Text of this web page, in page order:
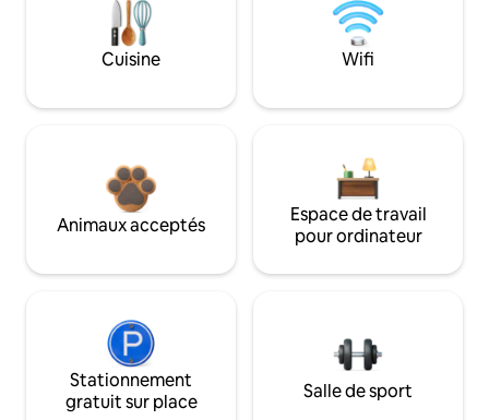
Cuisine Wifi
Animaux acceptés
Espace de travail
pour ordinateur
Stationnement
gratuit sur place
Salle de sport